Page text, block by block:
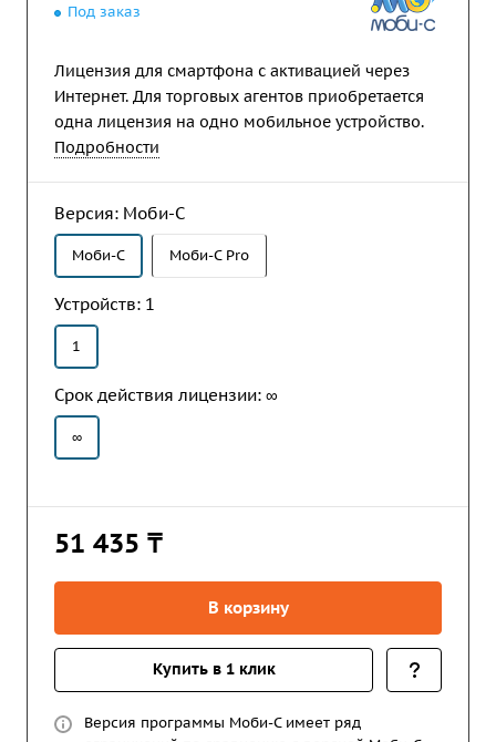
Под заказ
Лицензия для смартфона с активацией через
Интернет. Для торговых агентов приобретается
одна лицензия на одно мобильное устройство.
Подробности
Версия: Моби-С
Моби-С Моби-С Pro
Устройств: 1
1
Срок действия лицензии: ∞
∞
51 435 ₸
В корзину
Купить в 1 клик
Версия программы Моби-C имеет ряд